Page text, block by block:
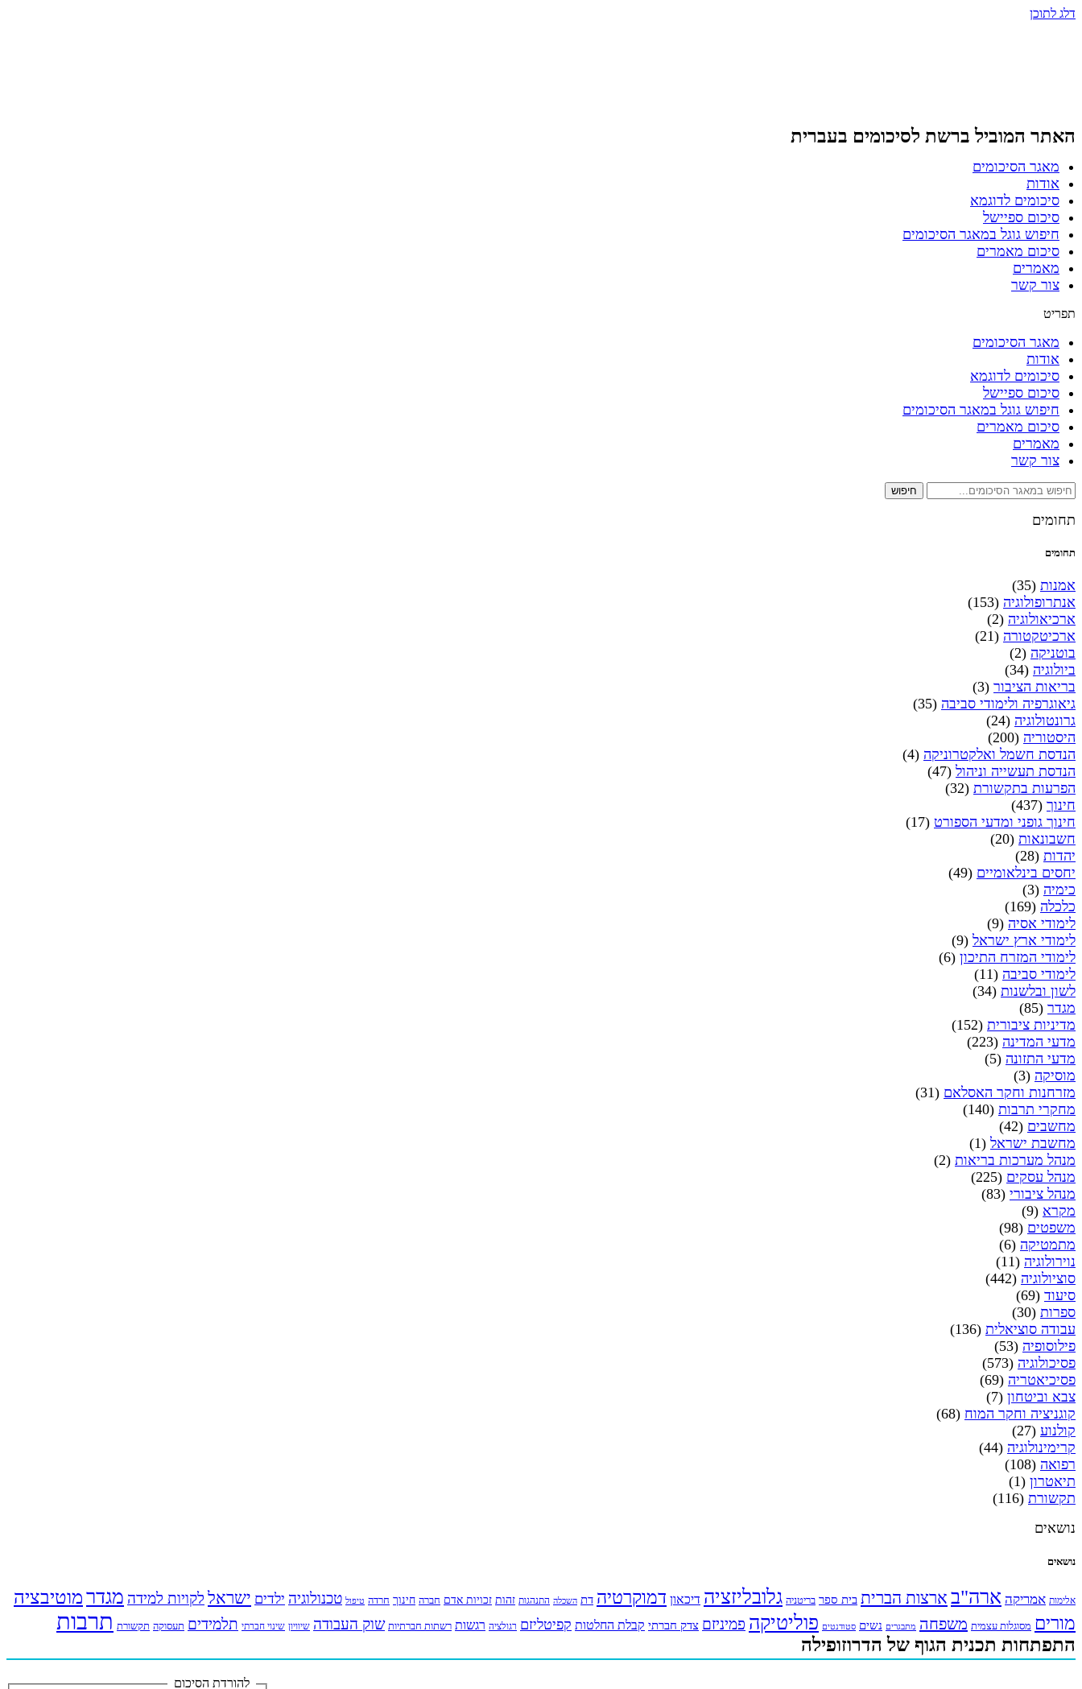
דלג לתוכן
האתר המוביל ברשת לסיכומים בעברית
מאגר הסיכומים
אודות
סיכומים לדוגמא
סיכום ספיישל
חיפוש גוגל במאגר הסיכומים
סיכום מאמרים
מאמרים
צור קשר
תפריט
מאגר הסיכומים
אודות
סיכומים לדוגמא
סיכום ספיישל
חיפוש גוגל במאגר הסיכומים
סיכום מאמרים
מאמרים
צור קשר
חיפוש
תחומים
תחומים
אמנות (35)
אנתרופולוגיה (153)
ארכיאולוגיה (2)
ארכיטקטורה (21)
בוטניקה (2)
ביולוגיה (34)
בריאות הציבור (3)
גיאוגרפיה ולימודי סביבה (35)
גרונטולוגיה (24)
היסטוריה (200)
הנדסת חשמל ואלקטרוניקה (4)
הנדסת תעשייה וניהול (47)
הפרעות בתקשורת (32)
חינוך (437)
חינוך גופני ומדעי הספורט (17)
חשבונאות (20)
יהדות (28)
יחסים בינלאומיים (49)
כימיה (3)
כלכלה (169)
לימודי אסיה (9)
לימודי ארץ ישראל (9)
לימודי המזרח התיכון (6)
לימודי סביבה (11)
לשון ובלשנות (34)
מגדר (85)
מדיניות ציבורית (152)
מדעי המדינה (223)
מדעי התזונה (5)
מוסיקה (3)
מזרחנות וחקר האסלאם (31)
מחקרי תרבות (140)
מחשבים (42)
מחשבת ישראל (1)
מנהל מערכות בריאות (2)
מנהל עסקים (225)
מנהל ציבורי (83)
מקרא (9)
משפטים (98)
מתמטיקה (6)
נוירולוגיה (11)
סוציולוגיה (442)
סיעוד (69)
ספרות (30)
עבודה סוציאלית (136)
פילוסופיה (53)
פסיכולוגיה (573)
פסיכיאטריה (69)
צבא וביטחון (7)
קוגניציה וחקר המוח (68)
קולנוע (27)
קרימינולוגיה (44)
רפואה (108)
תיאטרון (1)
תקשורת (116)
נושאים
נושאים
אלימות אמריקה ארה"ב ארצות הברית בית ספר בריטניה גלובליזציה דיכאון דמוקרטיה דת השכלה התנהגות זהות זכויות אדם חברה חינוך חרדה טיפול טכנולוגיה ילדים ישראל לקויות למידה מגדרמוטיבציה
מורים מסוגלות עצמית משפחה מתבגרים נשים סטודנטים פוליטיקה פמיניזם צדק חברתי קבלת החלטות קפיטליזם רגולציה רגשות רשתות חברתיות שוק העבודה שיוויון שינוי חברתי תלמידים תעסוקה תקשורת תרבות
התפתחות תכנית הגוף של הדרוזופילה
להורדת הסיכום